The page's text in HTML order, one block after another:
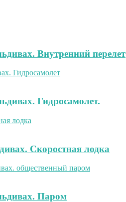
Внутренний перелет
Гидросамолет.
Скоростная лодка
Паром